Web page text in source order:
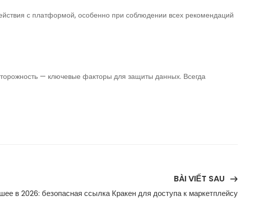
с платформой, особенно при соблюдении всех рекомендаций
— ключевые факторы для защиты данных. Всегда
BÀI VIẾT SAU
в 2026: безопасная ссылка Кракен для доступа к маркетплейсу